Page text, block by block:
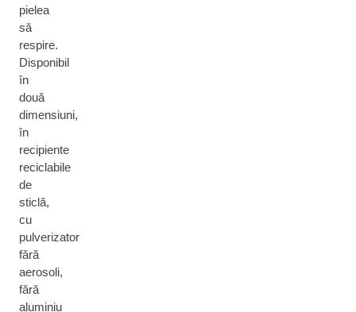
pielea
să
respire.
Disponibil
în
două
dimensiuni,
în
recipiente
reciclabile
de
sticlă,
cu
pulverizator
fără
aerosoli,
fără
aluminiu